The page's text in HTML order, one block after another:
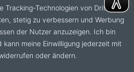
Tracking-Technologien von Dritten,
stetig zu verbessern und Werbung
der Nutzer anzuzeigen. Ich bin
meine Einwilligung jederzeit mit
oder ändern.